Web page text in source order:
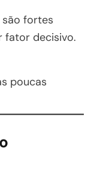
fortes
fator decisivo.
poucas